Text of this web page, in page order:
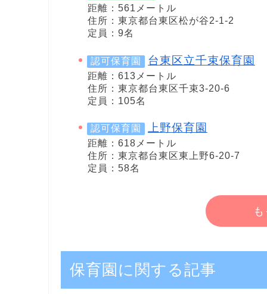
距離：561メートル
住所：東京都台東区松が谷2-1-2
定員：9名
認可保育園 台東区立千束保育園
距離：613メートル
住所：東京都台東区千束3-20-6
定員：105名
認可保育園 上野保育園
距離：618メートル
住所：東京都台東区東上野6-20-7
定員：58名
保育園に関する記事